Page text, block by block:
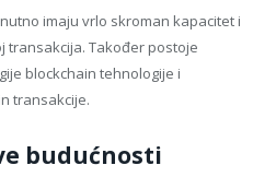
imaju vrlo skroman kapacitet i
transakcija. Također postoje
blockchain tehnologije i
transakcije.
budućnosti